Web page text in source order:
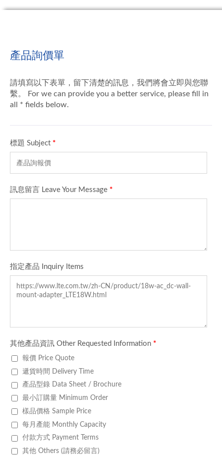
產品詢價單
請填寫以下表單，留下清楚的訊息，我們將會立即與您聯
繫。 For we can provide you a better service, please fill in
all * fields below.
標題 Subject *
訊息留言 Leave Your Message *
指定產品 Inquiry Items
其他產品資訊 Other Requested Information *
報價 Price Quote
遞貨時間 Delivery Time
產品型錄 Data Sheet / Brochure
最小訂購量 Minimum Order
樣品價格 Sample Price
每月產能 Monthly Capacity
付款方式 Payment Terms
其他 Others (請務必留言)